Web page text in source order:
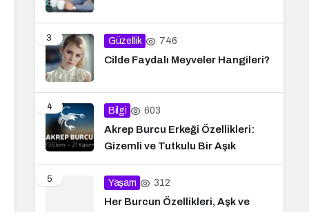
3 Güzellik 746
Cilde Faydalı Meyveler Hangileri?
4 Bilgi 603
Akrep Burcu Erkeği Özellikleri:
Gizemli ve Tutkulu Bir Aşık
5 Yaşam 312
Her Burcun Özellikleri, Aşk ve